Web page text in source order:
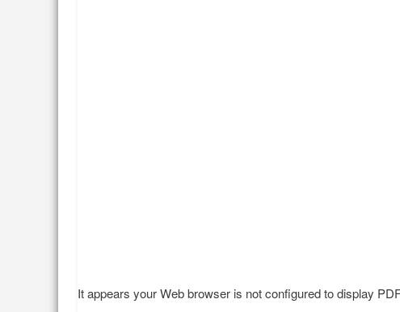
It appears your Web browser is not configured to display